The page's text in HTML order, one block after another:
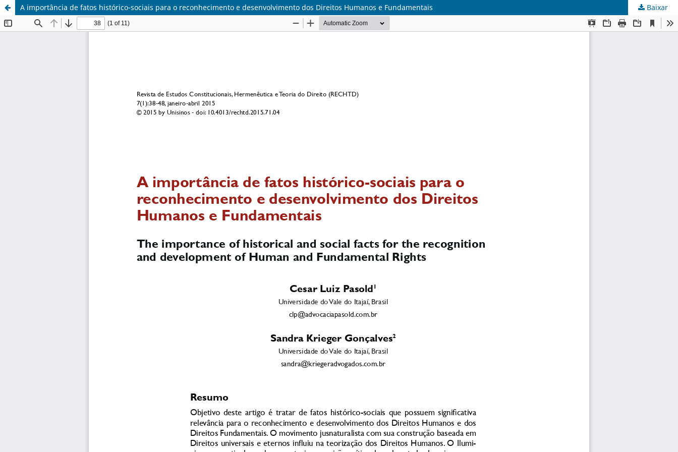
A importância de fatos histórico-sociais para o reconhecimento e desenvolvimento dos Direitos Humanos e Fundamentais Baixar